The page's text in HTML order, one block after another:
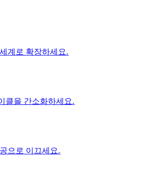
계로 확장하세요.​​
클을 간소화하세요.​​
으로 이끄세요.​​